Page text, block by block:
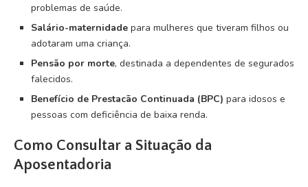
problemas de saúde.
Salário-maternidade para mulheres que tiveram filhos ou
adotaram uma criança.
Pensão por morte, destinada a dependentes de segurados
falecidos.
Benefício de Prestacão Continuada (BPC) para idosos e
pessoas com deficiência de baixa renda.
Como Consultar a Situação da
Aposentadoria